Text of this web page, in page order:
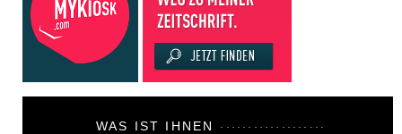
WAS IST IHNEN